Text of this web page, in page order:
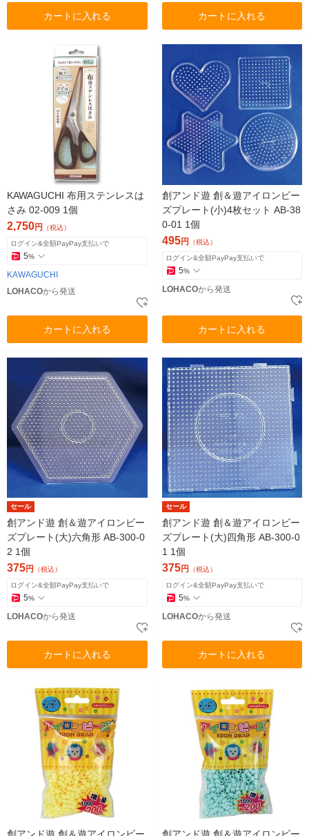
カートに入れる カートに入れる
KAWAGUCHI 布用ステンレスは
さみ 02-009 1個
2,750円 （税込）
ログイン&全額PayPay支払いで
5%
KAWAGUCHI
LOHACOから発送
カートに入れる
創アンド遊 創＆遊アイロンビー
ズプレート(小)4枚セット AB-38
0-01 1個
495円 （税込）
ログイン&全額PayPay支払いで
5%
LOHACOから発送
カートに入れる
セール
創アンド遊 創＆遊アイロンビー
ズプレート(大)六角形 AB-300-0
2 1個
375円 （税込）
ログイン&全額PayPay支払いで
5%
LOHACOから発送
カートに入れる
セール
創アンド遊 創＆遊アイロンビー
ズプレート(大)四角形 AB-300-0
1 1個
375円 （税込）
ログイン&全額PayPay支払いで
5%
LOHACOから発送
カートに入れる